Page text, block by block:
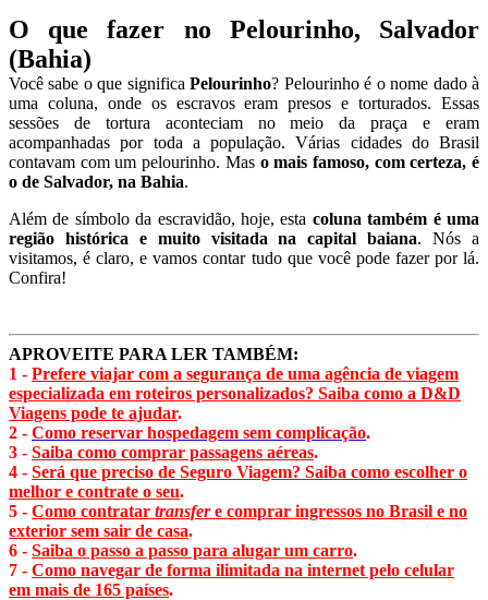
O que fazer no Pelourinho, Salvador
(Bahia)
Você sabe o que significaPelourinho? Pelourinho é o nome dado à
uma coluna, onde os escravos eram presos e torturados. Essas
sessões de tortura aconteciam no meio da praça e eram
acompanhadas por toda a população. Várias cidades do Brasil
contavam com um pelourinho. Mas o mais famoso, com certeza, é
o de Salvador, na Bahia.
Além de símbolo da escravidão, hoje, esta coluna também é uma
região histórica e muito visitada na capital baiana. Nós a
visitamos, é claro, e vamos contar tudo que você pode fazer por lá.
Confira!
APROVEITE PARA LER TAMBÉM:
1 - Prefere viajar com a segurança de uma agência de viagem
especializada em roteiros personalizados? Saiba como a D&D
Viagens pode te ajudar.
2 - Como reservar hospedagem sem complicação.
3 - Saiba como comprar passagens aéreas.
4 - Será que preciso de Seguro Viagem? Saiba como escolher o
melhor e contrate o seu.
5 - Como contratar transfere comprar ingressos no Brasil e no
exterior sem sair de casa.
6 - Saiba o passo a passo para alugar um carro.
7 - Como navegar de forma ilimitada na internet pelo celular
em mais de 165 países.